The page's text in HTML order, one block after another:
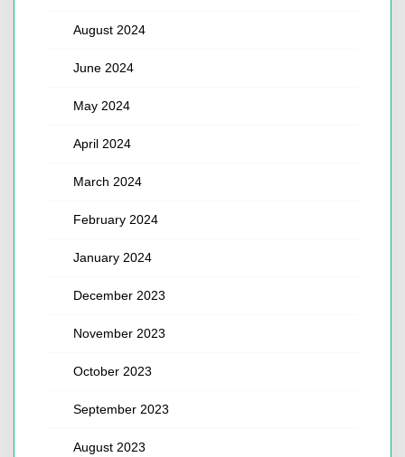
August 2024
June 2024
May 2024
April 2024
March 2024
February 2024
January 2024
December 2023
November 2023
October 2023
September 2023
August 2023